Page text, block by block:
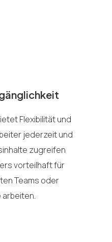
Flexibilität und
jederzeit und
zugreifen
vorteilhaft für
Teams oder